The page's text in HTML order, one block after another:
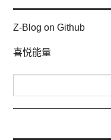
Z-Blog on Github
喜悦能量